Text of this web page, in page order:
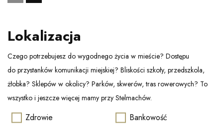
Lokalizacja
Czego potrzebujesz do wygodnego życia w mieście? Dostępu
do przystanków komunikacji miejskiej? Bliskości szkoły, przedszkola,
żłobka? Sklepów w okolicy? Parków, skwerów, tras rowerowych? To
wszystko i jeszcze więcej mamy przy Stelmachów.
Zdrowie Bankowość